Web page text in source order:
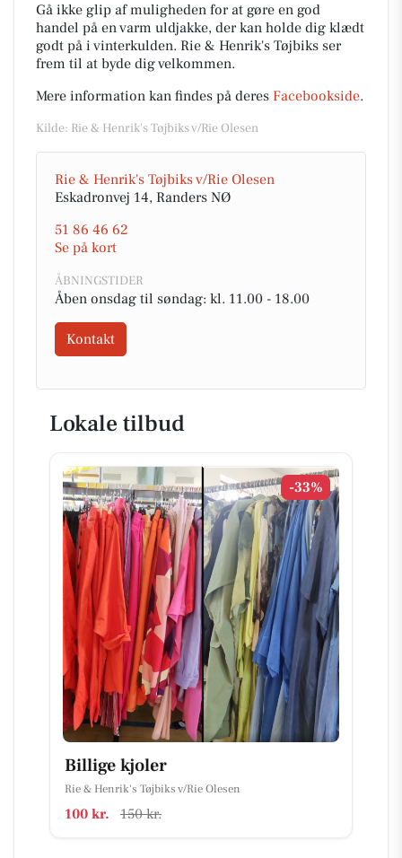
Gå ikke glip af muligheden for at gøre en god
handel på en varm uldjakke, der kan holde dig klædt
godt på i vinterkulden. Rie & Henrik's Tøjbiks ser
frem til at byde dig velkommen.
Mere information kan findes på deres Facebookside.
Kilde: Rie & Henrik's Tøjbiks v/Rie Olesen
Rie & Henrik's Tøjbiks v/Rie Olesen
Eskadronvej 14, Randers NØ
51 86 46 62
Se på kort
ÅBNINGSTIDER
Åben onsdag til søndag: kl. 11.00 - 18.00
Kontakt
Lokale tilbud
-33%
Billige kjoler
Rie & Henrik's Tøjbiks v/Rie Olesen
100 kr. 150 kr.